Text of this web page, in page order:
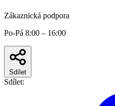
Zákaznická podpora
Po-Pá 8:00 – 16:00
Sdílet
Sdílet: